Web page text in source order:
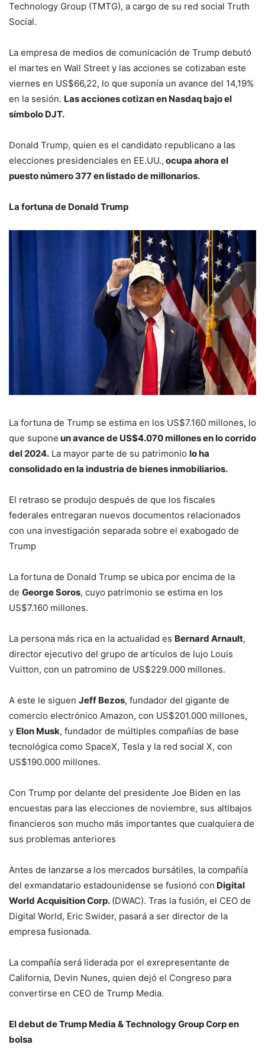
Technology Group (TMTG), a cargo de su red social Truth
Social.
La empresa de medios de comunicación de Trump debutó
el martes en Wall Street y las acciones se cotizaban este
viernes en US$66,22, lo que suponía un avance del 14,19%
en la sesión. Las acciones cotizan en Nasdaq bajo el
símbolo DJT.
Donald Trump, quien es el candidato republicano a las
elecciones presidenciales en EE.UU., ocupa ahora el
puesto número 377 en listado de millonarios.
La fortuna de Donald Trump
La fortuna de Trump se estima en los US$7.160 millones, lo
que supone un avance de US$4.070 millones en lo corrido
del 2024. La mayor parte de su patrimonio lo ha
consolidado en la industria de bienes inmobiliarios.
El retraso se produjo después de que los fiscales
federales entregaran nuevos documentos relacionados
con una investigación separada sobre el exabogado de
Trump
La fortuna de Donald Trump se ubica por encima de la
de George Soros, cuyo patrimonio se estima en los
US$7.160 millones.
La persona más rica en la actualidad es Bernard Arnault,
director ejecutivo del grupo de artículos de lujo Louis
Vuitton, con un patromino de US$229.000 millones.
A este le siguen Jeff Bezos, fundador del gigante de
comercio electrónico Amazon, con US$201.000 millones,
y Elon Musk, fundador de múltiples compañías de base
tecnológica como SpaceX, Tesla y la red social X, con
US$190.000 millones.
Con Trump por delante del presidente Joe Biden en las
encuestas para las elecciones de noviembre, sus altibajos
financieros son mucho más importantes que cualquiera de
sus problemas anteriores
Antes de lanzarse a los mercados bursátiles, la compañía
del exmandatario estadounidense se fusionó con Digital
World Acquisition Corp. (DWAC). Tras la fusión, el CEO de
Digital World, Eric Swider, pasará a ser director de la
empresa fusionada.
La compañía será liderada por el exrepresentante de
California, Devin Nunes, quien dejó el Congreso para
convertirse en CEO de Trump Media.
El debut de Trump Media & Technology Group Corp en
bolsa